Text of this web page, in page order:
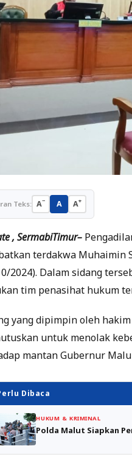
Teks: A− A A+
, SermabiTimur–
terdakwa Muhaimin
2024). Dalam sidang
tim penasihat hukum
yang dipimpin oleh
untuk menolak
mantan Gubernur
Dibaca
HUKUM & KRIMINAL
Polda Malut Siapkan